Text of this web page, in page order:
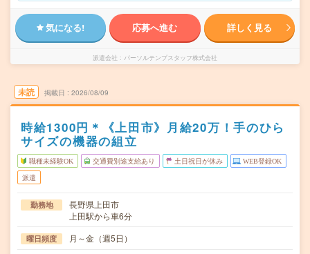
気になる! 応募へ進む 詳しく見る
派遣会社 パーソルテンプスタッフ株式会社
未読 掲載日 2026/08/09
時給1300円＊《上田市》月給20万！手のひら
サイズの機器の組立
職種未経験OK 交通費別途支給あり 土日祝日が休み WEB登録OK
派遣
勤務地
長野県上田市
上田駅から車6分
曜日頻度 月～金（週5日）